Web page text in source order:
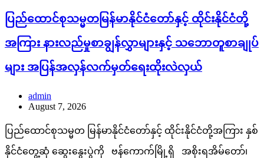
ပြည်ထောင်စုသမ္မတမြန်မာနိုင်ငံတော်နှင့် ထိုင်းနိုင်ငံတို့
အကြား နားလည်မှုစာချွန်လွှာများနှင့် သဘောတူစာချုပ်
များ အပြန်အလှန်လက်မှတ်ရေးထိုးလဲလှယ်
admin
August 7, 2026
ပြည်ထောင်စုသမ္မတ မြန်မာနိုင်ငံတော်နှင့် ထိုင်းနိုင်ငံတို့အကြား နှစ်
နိုင်ငံတွေ့ဆုံ ဆွေးနွေးပွဲကို ဗန်ကောက်မြို့ရှိ အစိုးရအိမ်တော်၊